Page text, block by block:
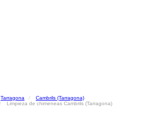
Tarragona
Cambrils (Tarragona)
Limpieza de chimeneas Cambrils (Tarragona)